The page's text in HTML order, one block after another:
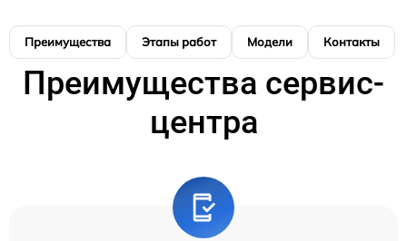
Преимущества Этапы работ Модели Контакты
Преимущества сервис-
центра